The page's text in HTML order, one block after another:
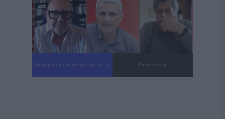
Următorul videoclip în 4 Anulează